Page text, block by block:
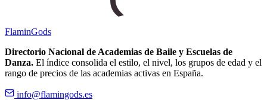
FlaminGods
Directorio Nacional de Academias de Baile y Escuelas de
Danza. El índice consolida el estilo, el nivel, los grupos de edad y el
rango de precios de las academias activas en España.
info@flamingods.es